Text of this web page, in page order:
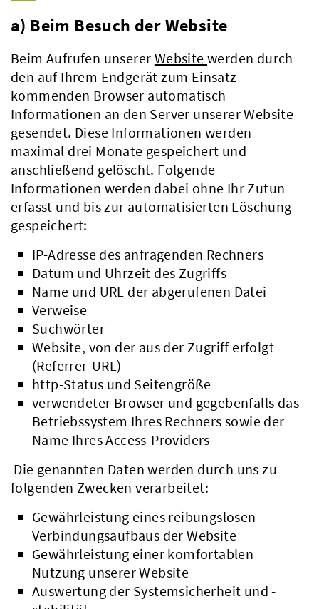
a) Beim Besuch der Website
Beim Aufrufen unserer Website werden durch
den auf Ihrem Endgerät zum Einsatz
kommenden Browser automatisch
Informationen an den Server unserer Website
gesendet. Diese Informationen werden
maximal drei Monate gespeichert und
anschließend gelöscht. Folgende
Informationen werden dabei ohne Ihr Zutun
erfasst und bis zur automatisierten Löschung
gespeichert:
IP-Adresse des anfragenden Rechners
Datum und Uhrzeit des Zugriffs
Name und URL der abgerufenen Datei
Verweise
Suchwörter
Website, von der aus der Zugriff erfolgt
(Referrer-URL)
http-Status und Seitengröße
verwendeter Browser und gegebenfalls das
Betriebssystem Ihres Rechners sowie der
Name Ihres Access-Providers
Die genannten Daten werden durch uns zu
folgenden Zwecken verarbeitet:
Gewährleistung eines reibungslosen
Verbindungsaufbaus der Website
Gewährleistung einer komfortablen
Nutzung unserer Website
Auswertung der Systemsicherheit und -